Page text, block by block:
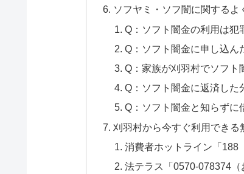
ソフヤミ・ソフ闇に関する
Q：ソフト闇金の利用は犯
Q：ソフト闇金に申し込ん
Q：家族が刈羽村でソフト
Q：ソフト闇金に返済した
Q：ソフト闇金と知らずに
刈羽村から今すぐ利用でき
消費者ホットライン「188
法テラス「0570-078374（